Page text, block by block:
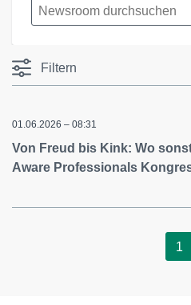
Filtern
01.06.2026 – 08:31
Von Freud bis Kink: Wo
Aware Professionals
1